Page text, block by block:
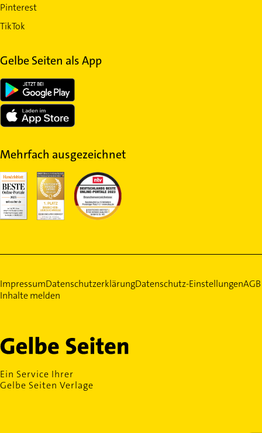
Pinterest
TikTok
Gelbe Seiten als App
Mehrfach ausgezeichnet
ImpressumDatenschutzerklärungDatenschutz-EinstellungenAGB
Inhalte melden
Ein Service Ihrer
Gelbe Seiten Verlage